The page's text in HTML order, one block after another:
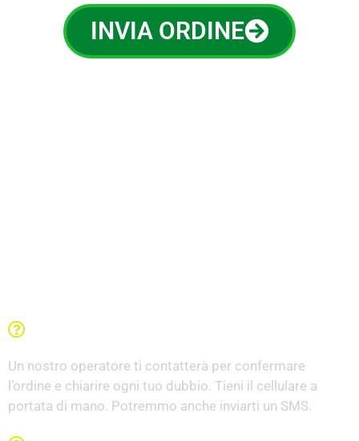
INVIA ORDINE
Un nostro operatore ti contatterà per confermare
l’ordine e chiarire ogni tuo dubbio. Tieni il cellulare a
portata di mano. Potremmo anche inviarti un SMS.